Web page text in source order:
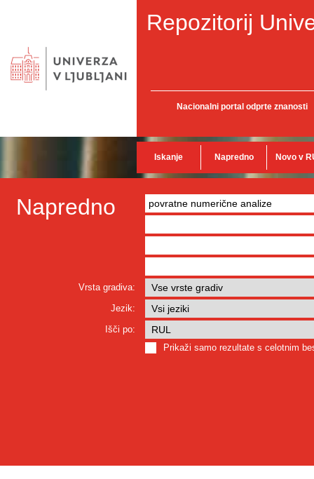
Repozitorij
Nacionalni portal odprte znanosti
Iskanje Napredno Novo v
Napredno
Vrsta gradiva:
Jezik:
Išči po:
Prikaži samo rezultate s celotnim